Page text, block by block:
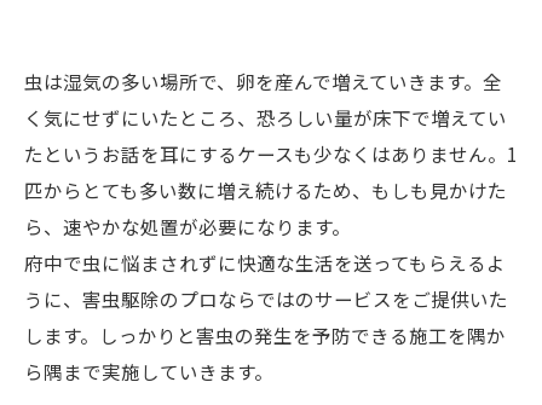
虫は湿気の多い場所で、卵を産んで増えていきます。全
く気にせずにいたところ、恐ろしい量が床下で増えてい
たというお話を耳にするケースも少なくはありません。1
匹からとても多い数に増え続けるため、もしも見かけた
ら、速やかな処置が必要になります。
府中で虫に悩まされずに快適な生活を送ってもらえるよ
うに、害虫駆除のプロならではのサービスをご提供いた
します。しっかりと害虫の発生を予防できる施工を隅か
ら隅まで実施していきます。